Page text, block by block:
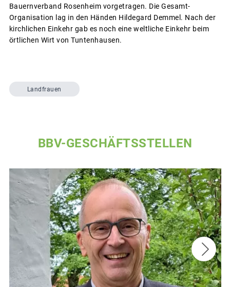
Bauernverband Rosenheim vorgetragen. Die Gesamt-
Organisation lag in den Händen Hildegard Demmel. Nach der
kirchlichen Einkehr gab es noch eine weltliche Einkehr beim
örtlichen Wirt von Tuntenhausen.
Landfrauen
BBV-GESCHÄFTSSTELLEN